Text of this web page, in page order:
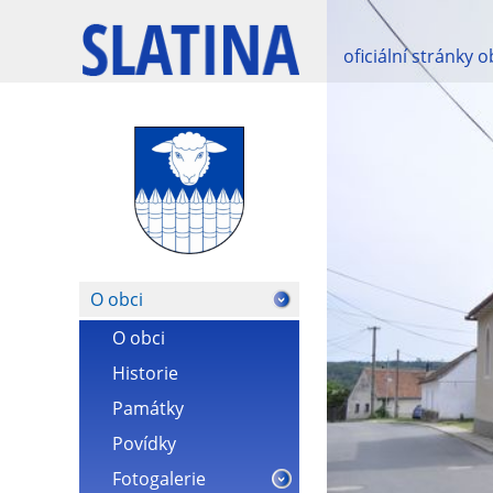
O obci
O obci
Historie
Památky
Povídky
Fotogalerie
oficiální stránky